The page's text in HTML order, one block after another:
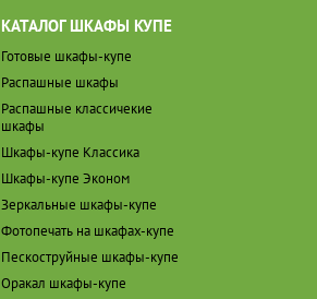
КАТАЛОГ ШКАФЫ КУПЕ
Готовые шкафы-купе
Распашные шкафы
Распашные классичекие
шкафы
Шкафы-купе Классика
Шкафы-купе Эконом
Зеркальные шкафы-купе
Фотопечать на шкафах-купе
Пескоструйные шкафы-купе
Оракал шкафы-купе